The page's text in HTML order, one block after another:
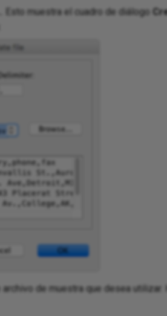
. Esto muestra el cuadro de diálogo
de muestra que desea